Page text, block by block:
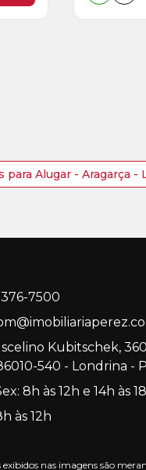
para Alugar - Aragarça -
7500
Kubitschek,
540 - Londrina -
8h às 12h e 14h às
às 12h
nas imagens são